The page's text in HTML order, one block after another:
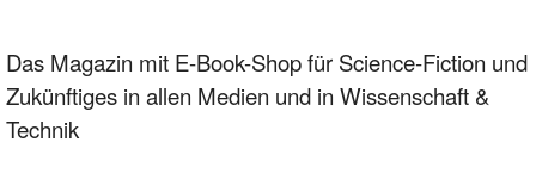
Das Magazin mit E-Book-Shop für Science-Fiction und
Zukünftiges in allen Medien und in Wissenschaft &
Technik